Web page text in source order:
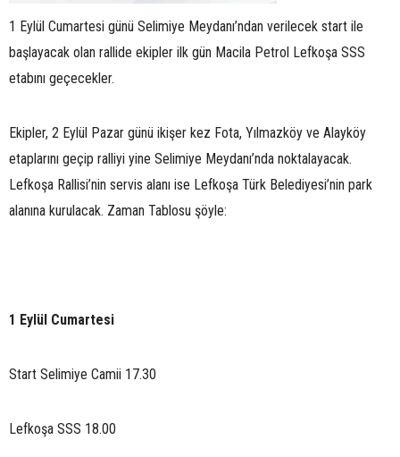
1 Eylül Cumartesi günü Selimiye Meydanı’ndan verilecek start ile
başlayacak olan rallide ekipler ilk gün Macila Petrol Lefkoşa SSS
etabını geçecekler.
Ekipler, 2 Eylül Pazar günü ikişer kez Fota, Yılmazköy ve Alayköy
etaplarını geçip ralliyi yine Selimiye Meydanı’nda noktalayacak.
Lefkoşa Rallisi’nin servis alanı ise Lefkoşa Türk Belediyesi’nin park
alanına kurulacak. Zaman Tablosu şöyle:
1 Eylül Cumartesi
Start Selimiye Camii 17.30
Lefkoşa SSS 18.00